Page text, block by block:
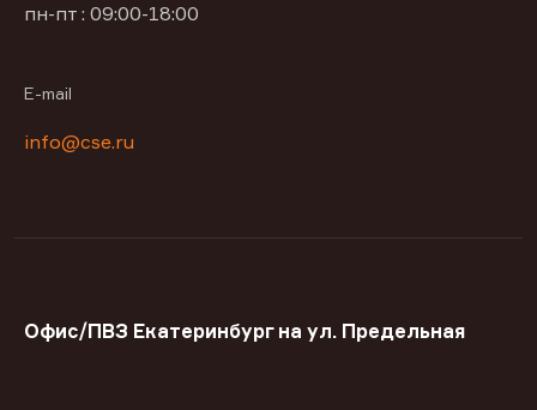
пн-пт : 09:00-18:00
E-mail
info@cse.ru
Офис/ПВЗ Екатеринбург на ул. Предельная